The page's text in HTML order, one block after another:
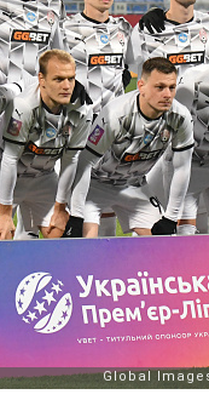
Турнирні таблиці